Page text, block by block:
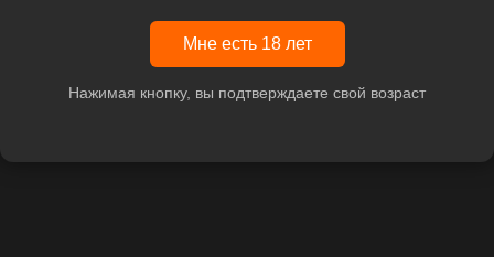
Мне есть 18 лет
Нажимая кнопку, вы подтверждаете свой возраст